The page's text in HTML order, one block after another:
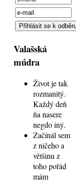
Valašská
múdra
Život je tak
rozmanitý.
Každý deň
ňa nasere
negdo iný.
Začínál sem
z ničeho a
většinu z
toho pořád
mám